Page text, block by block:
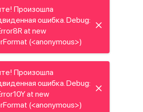
Произошла
ошибка. Debug:
at new
(<anonymous>)
Произошла
ошибка. Debug:
at new
(<anonymous>)